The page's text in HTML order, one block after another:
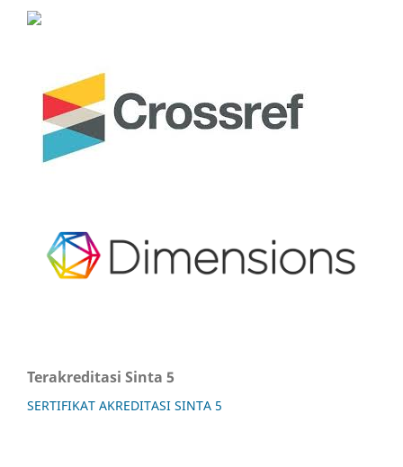
Terakreditasi Sinta 5
SERTIFIKAT AKREDITASI SINTA 5